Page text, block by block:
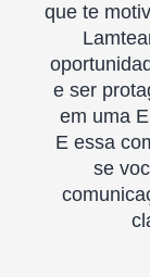
que te
e ser
em uma
E essa
se